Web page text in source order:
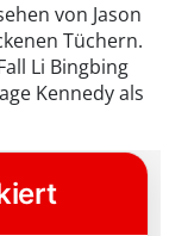
von Jason
Tüchern.
Li Bingbing
Kennedy als